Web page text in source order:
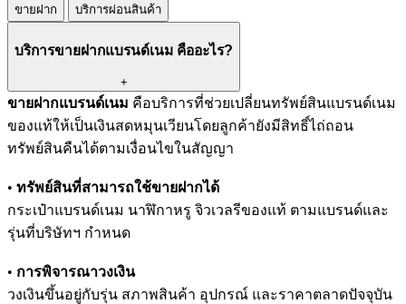
ขายฝาก บริการผ่อนสินค้า
บริการขายฝากแบรนด์เนม คืออะไร?
+
ขายฝากแบรนด์เนม คือบริการที่ช่วยเปลี่ยนทรัพย์สินแบรนด์เนม
ของแท้ให้เป็นเงินสดหมุนเวียนโดยลูกค้ายังมีสิทธิ์ไถ่ถอน
ทรัพย์สินคืนได้ตามเงื่อนไขในสัญญา
• ทรัพย์สินที่สามารถใช้ขายฝากได้
กระเป๋าแบรนด์เนม นาฬิกาหรู จิวเวลรีของแท้ ตามแบรนด์และ
รุ่นที่บริษัทฯ กำหนด
• การพิจารณาวงเงิน
วงเงินขึ้นอยู่กับรุ่น สภาพสินค้า อุปกรณ์ และราคาตลาดปัจจุบัน